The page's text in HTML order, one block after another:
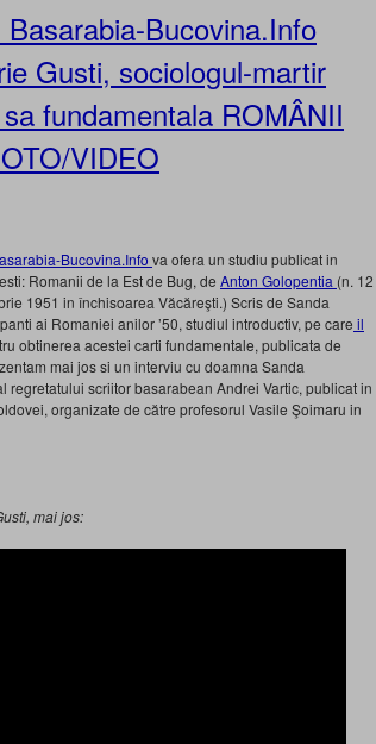
Bucovina.Info
Gusti, sociologul-martir
fundamentala ROMÂNII
VIDEO
Bucovina.Info va ofera un studiu publicat in
Romanii de la Est de Bug, de Anton Golopentia (n. 12
1951 in închisoarea Văcăreşti.) Scris de Sanda
ai Romaniei anilor ’50, studiul introductiv, pe care il
obtinerea acestei carti fundamentale, publicata de
mai jos si un interviu cu doamna Sanda
scriitor basarabean Andrei Vartic, publicat in
organizate de către profesorul Vasile Şoimaru in
mai jos: